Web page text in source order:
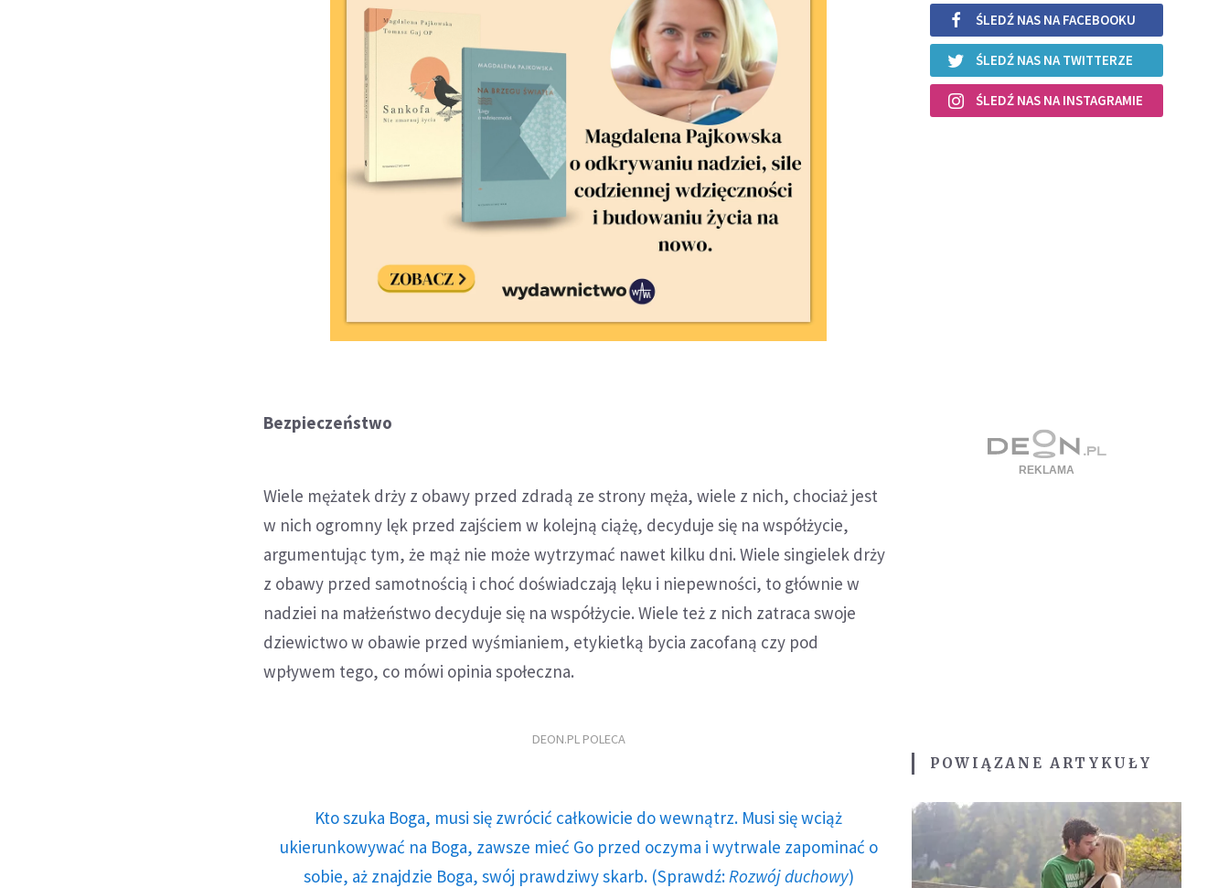
Bezpieczeństwo
Wiele mężatek drży z obawy przed zdradą ze strony męża, wiele z nich, chociaż jest
w nich ogromny lęk przed zajściem w kolejną ciążę, decyduje się na współżycie,
argumentując tym, że mąż nie może wytrzymać nawet kilku dni. Wiele singielek drży
z obawy przed samotnością i choć doświadczają lęku i niepewności, to głównie w
nadziei na małżeństwo decyduje się na współżycie. Wiele też z nich zatraca swoje
dziewictwo w obawie przed wyśmianiem, etykietką bycia zacofaną czy pod
wpływem tego, co mówi opinia społeczna.
DEON.PL POLECA
Kto szuka Boga, musi się zwrócić całkowicie do wewnątrz. Musi się wciąż
ukierunkowywać na Boga, zawsze mieć Go przed oczyma i wytrwale zapominać o
sobie, aż znajdzie Boga, swój prawdziwy skarb. (Sprawdź: Rozwój duchowy)
ŚLEDŹ NAS NA FACEBOOKU
ŚLEDŹ NAS NA TWITTERZE
ŚLEDŹ NAS NA INSTAGRAMIE
POWIĄZANE ARTYKUŁY